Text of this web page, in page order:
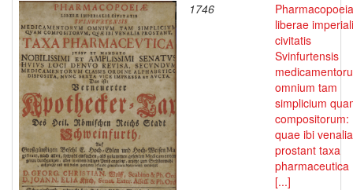
1746
liberae
civitatis
Svinfurtensis
omnium tam
simplicium
compositorum:
quae ibi venalia
prostant taxa
pharmaceutica
[...]